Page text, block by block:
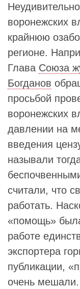
воронежских
крайнюю
регионе.
Глава Союза
Богданов
просьбой
воронежских
давлении на
введения
называли
считали, что
работать.
«помощь»
работе
экспортера
публикации,
очень мешали.